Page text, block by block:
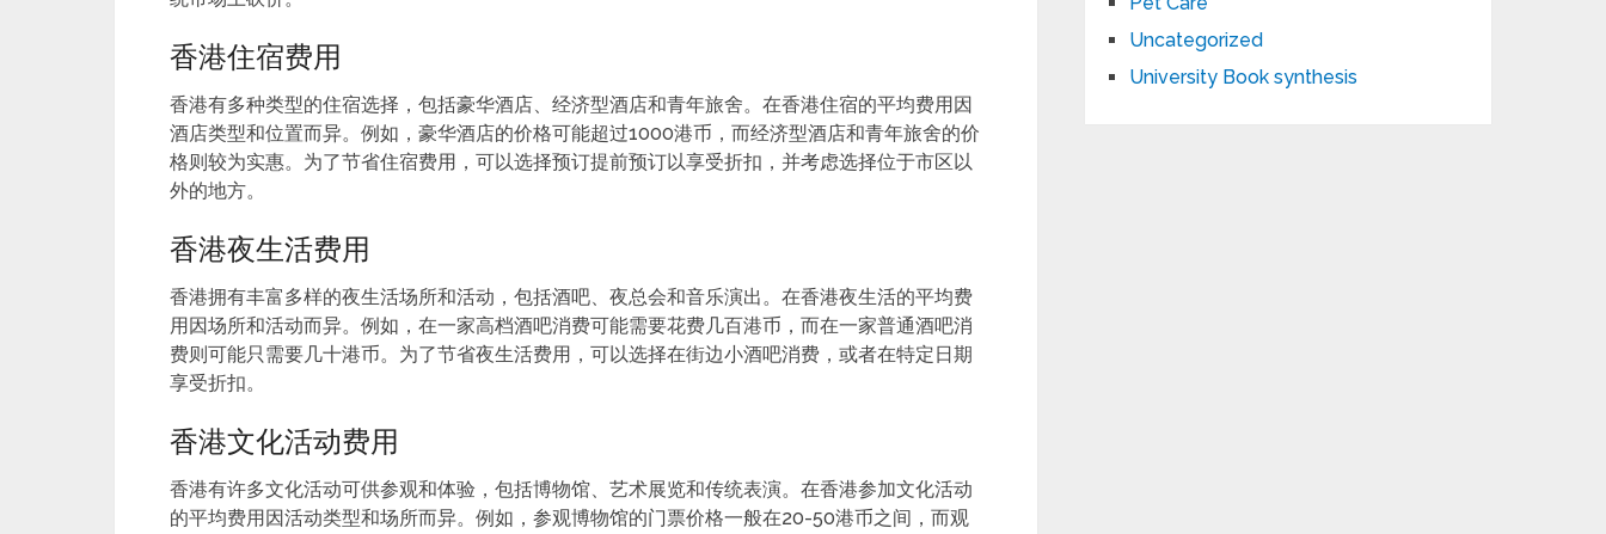
香港住宿费用
香港有多种类型的住宿选择，包括豪华酒店、经济型酒店和青年旅舍。在香港住宿的平均费用因
酒店类型和位置而异。例如，豪华酒店的价格可能超过1000港币，而经济型酒店和青年旅舍的价
格则较为实惠。为了节省住宿费用，可以选择预订提前预订以享受折扣，并考虑选择位于市区以
外的地方。
香港夜生活费用
香港拥有丰富多样的夜生活场所和活动，包括酒吧、夜总会和音乐演出。在香港夜生活的平均费
用因场所和活动而异。例如，在一家高档酒吧消费可能需要花费几百港币，而在一家普通酒吧消
费则可能只需要几十港币。为了节省夜生活费用，可以选择在街边小酒吧消费，或者在特定日期
享受折扣。
香港文化活动费用
香港有许多文化活动可供参观和体验，包括博物馆、艺术展览和传统表演。在香港参加文化活动
的平均费用因活动类型和场所而异。例如，参观博物馆的门票价格一般在20-50港币之间，而观
Uncategorized
University Book synthesis